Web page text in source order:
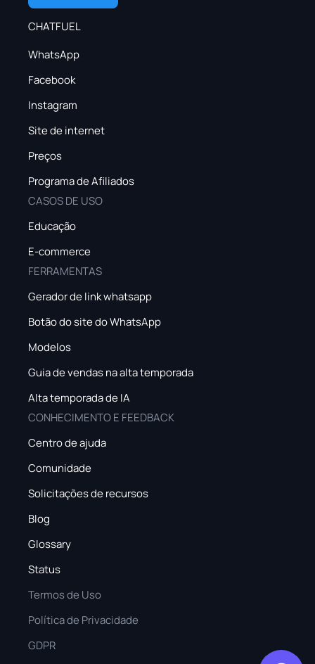
CHATFUEL
WhatsApp
Facebook
Instagram
Site de internet
Preços
Programa de Afiliados
CASOS DE USO
Educação
E-commerce
FERRAMENTAS
Gerador de link whatsapp
Botão do site do WhatsApp
Modelos
Guia de vendas na alta temporada
Alta temporada de IA
CONHECIMENTO E FEEDBACK
Centro de ajuda
Comunidade
Solicitações de recursos
Blog
Glossary
Status
Termos de Uso
Política de Privacidade
GDPR